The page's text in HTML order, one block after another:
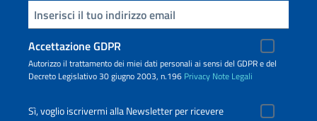
Inserisci la tua email
Accettazione GDPR
Autorizzo il trattamento dei miei dati personali ai sensi del GDPR e del
Decreto Legislativo 30 giugno 2003, n.196 Privacy Note Legali
Sì, voglio iscrivermi alla Newsletter per ricevere